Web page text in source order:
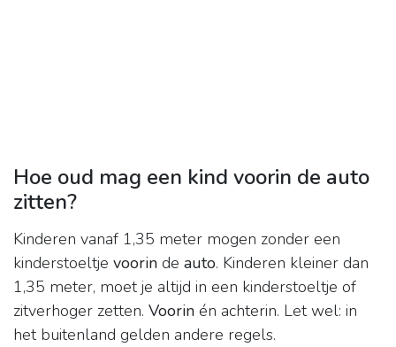
Hoe oud mag een kind voorin de auto
zitten?
Kinderen vanaf 1,35 meter mogen zonder een
kinderstoeltje voorin de auto. Kinderen kleiner dan
1,35 meter, moet je altijd in een kinderstoeltje of
zitverhoger zetten. Voorin én achterin. Let wel: in
het buitenland gelden andere regels.